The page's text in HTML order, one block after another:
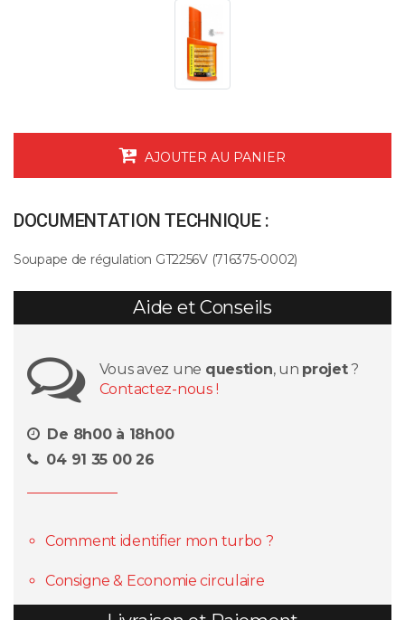
AJOUTER AU PANIER
DOCUMENTATION TECHNIQUE :
Soupape de régulation GT2256V (716375-0002)
Aide et Conseils
Vous avez une question, un projet?
Contactez-nous !
De 8h00 à 18h00
04 91 35 00 26
Comment identifier mon turbo ?
Consigne & Economie circulaire